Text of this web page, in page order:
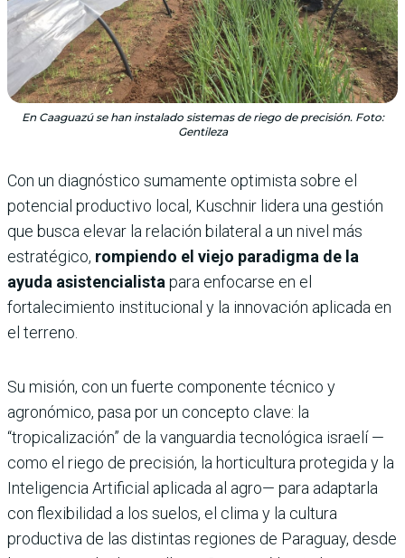
En Caaguazú se han instalado sistemas de riego de precisión. Foto:
Gentileza
Con un diagnóstico sumamente optimista sobre el
potencial productivo local, Kuschnir lidera una gestión
que busca elevar la relación bilateral a un nivel más
estratégico, rompiendo el viejo paradigma de la
ayuda asistencialista para enfocarse en el
fortalecimiento institucional y la innovación aplicada en
el terreno.
Su misión, con un fuerte componente técnico y
agronómico, pasa por un concepto clave: la
“tropicalización” de la vanguardia tecnológica israelí —
como el riego de precisión, la horticultura protegida y la
Inteligencia Artificial aplicada al agro— para adaptarla
con flexibilidad a los suelos, el clima y la cultura
productiva de las distintas regiones de Paraguay, desde